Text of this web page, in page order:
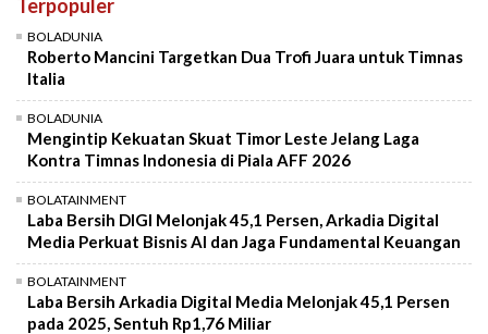
Terpopuler
BOLADUNIA
Roberto Mancini Targetkan Dua Trofi Juara untuk Timnas
Italia
BOLADUNIA
Mengintip Kekuatan Skuat Timor Leste Jelang Laga
Kontra Timnas Indonesia di Piala AFF 2026
BOLATAINMENT
Laba Bersih DIGI Melonjak 45,1 Persen, Arkadia Digital
Media Perkuat Bisnis AI dan Jaga Fundamental Keuangan
BOLATAINMENT
Laba Bersih Arkadia Digital Media Melonjak 45,1 Persen
pada 2025, Sentuh Rp1,76 Miliar